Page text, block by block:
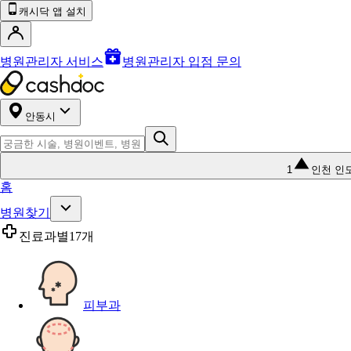
캐시닥 앱 설치
병원관리자 서비스 병원관리자 입점 문의
안동시
1 인천 인
홈
병원찾기
진료과별17개
피부과